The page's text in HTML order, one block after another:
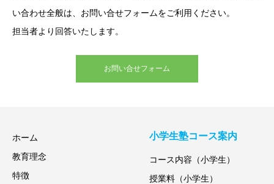
い合わせ全般は、お問い合せフォームをご利用ください。
担当者より回答いたします。
お問い合せフォーム
ホーム
教育理念
特徴
小学生塾コース案内
コース内容（小学生）
授業料（小学生）